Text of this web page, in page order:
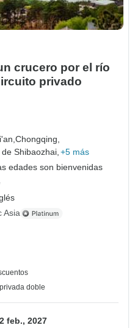
crucero por el río
privado
Chongqing,
Shibaozhai, +5 más
edades son bienvenidas
Asia
doble
2 feb., 2027